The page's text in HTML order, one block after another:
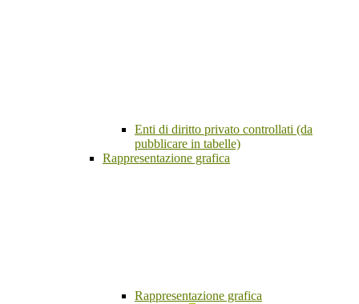
Enti di diritto privato controllati (da
pubblicare in tabelle)
Rappresentazione grafica
Rappresentazione grafica